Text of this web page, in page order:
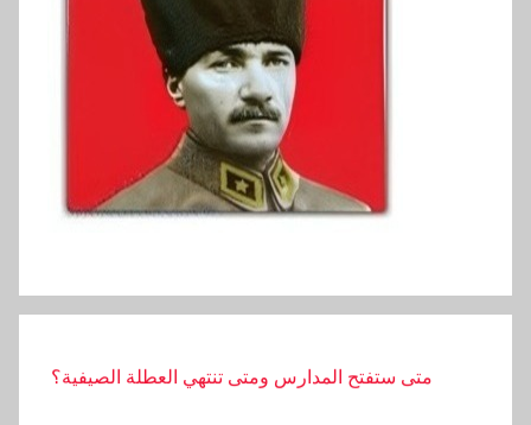
دخل خريجي الجامعات في تركيا هو الأدنى في أوروبا